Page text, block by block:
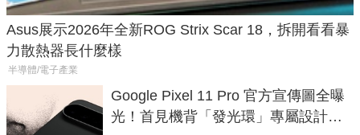
Asus展示2026年全新ROG Strix Scar 18，拆開看看暴
力散熱器長什麼樣
半導體/電子產業
Google Pixel 11 Pro 官方宣傳圖全曝
光！首見機背「發光環」專屬設計、